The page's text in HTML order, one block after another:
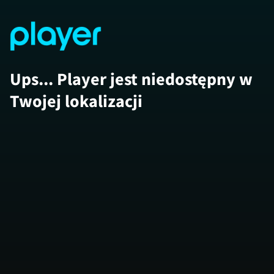
Ups... Player jest niedostępny w
Twojej lokalizacji